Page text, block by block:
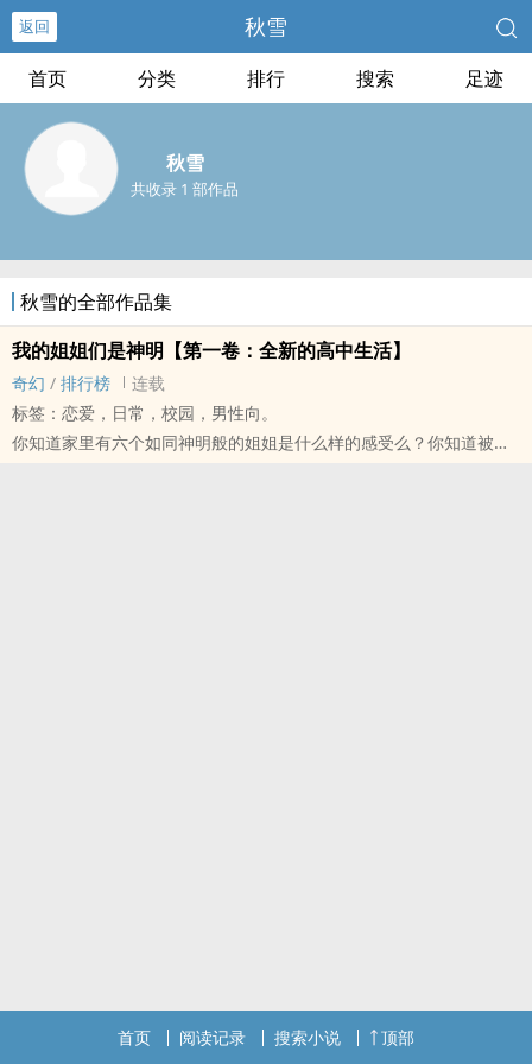
返回 秋雪
首页 分类 排行 搜索 足迹
秋雪
共收录 1 部作品
秋雪的全部作品集
我的姐姐们是神明【第一卷：全新的高中生活】
奇幻 / 排行榜
连载
标签：恋爱，日常，校园，男性向。
你知道家里有六个如同神明般的姐姐是什么样的感受么？你知道被父
首页 阅读记录 搜索小说 顶部